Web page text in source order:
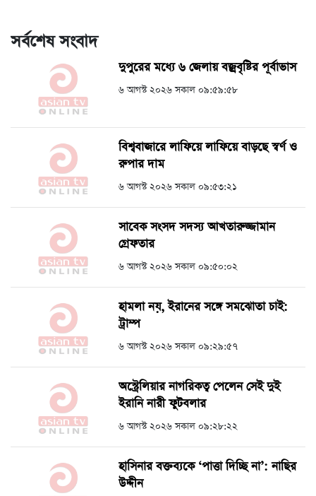
সর্বশেষ সংবাদ
দুপুরের মধ্যে ৬ জেলায় বজ্রবৃষ্টির পূর্বাভাস
৬ আগস্ট ২০২৬ সকাল ০৯:৫৯:৫৮
বিশ্ববাজারে লাফিয়ে লাফিয়ে বাড়ছে স্বর্ণ ও
রুপার দাম
৬ আগস্ট ২০২৬ সকাল ০৯:৫৩:২১
সাবেক সংসদ সদস্য আখতারুজ্জামান
গ্রেফতার
৬ আগস্ট ২০২৬ সকাল ০৯:৫০:০২
হামলা নয়, ইরানের সঙ্গে সমঝোতা চাই:
ট্রাম্প
৬ আগস্ট ২০২৬ সকাল ০৯:২৯:৫৭
অস্ট্রেলিয়ার নাগরিকত্ব পেলেন সেই দুই
ইরানি নারী ফুটবলার
৬ আগস্ট ২০২৬ সকাল ০৯:২৮:২২
হাসিনার বক্তব্যকে ‘পাত্তা দিচ্ছি না’: নাছির
উদ্দীন